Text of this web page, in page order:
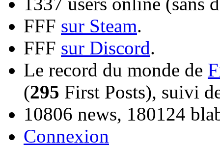
FFF sur Steam.
FFF sur Discord.
Le record du monde de
(295 First Posts), suivi
10806 news, 180124
Connexion